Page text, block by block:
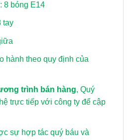
8 bóng E14
tay
hành theo quy định của
trình bán hàng, Quý
trực tiếp với công ty để cập
sự hợp tác quý báu và